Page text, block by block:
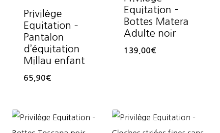
Privilège
Equitation –
Pantalon
d’équitation
Millau enfant
65,90€
Equitation –
Bottes Matera
Adulte noir
139,00€